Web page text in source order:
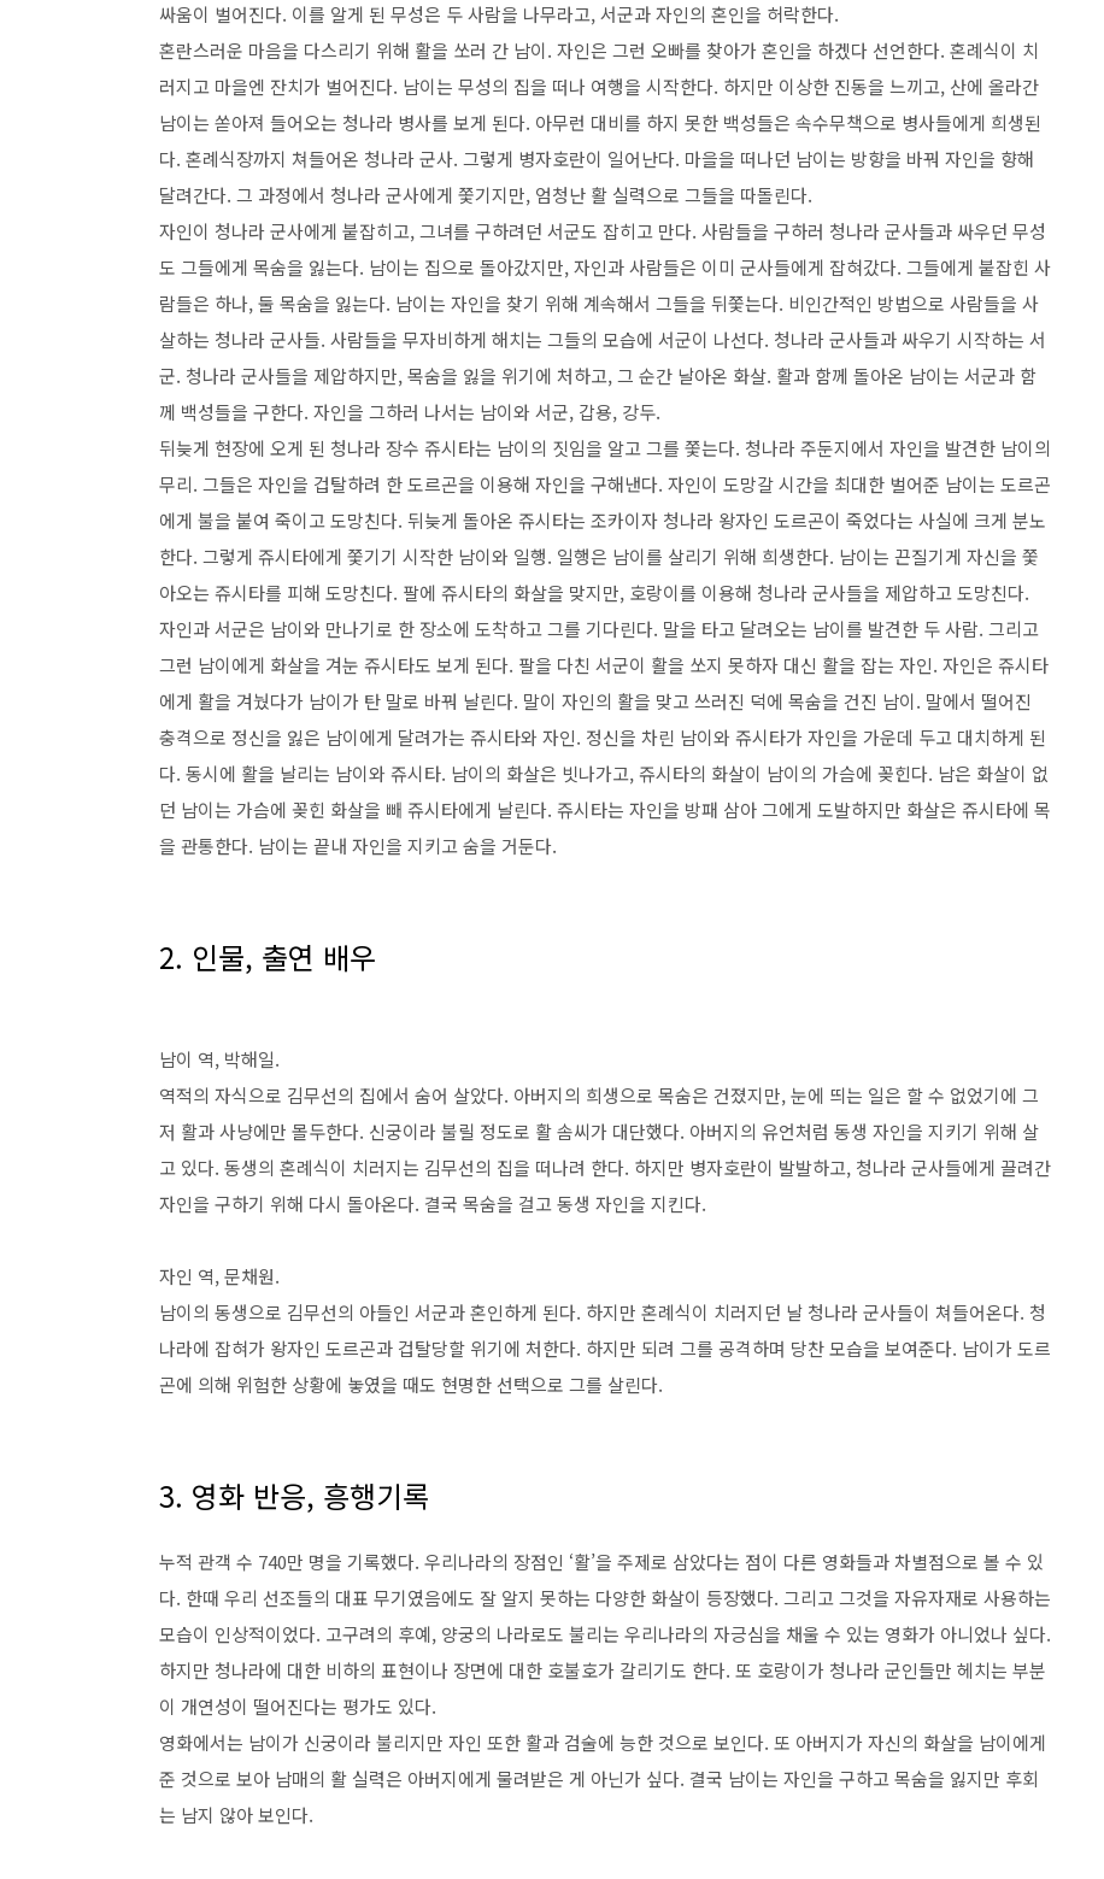
싸움이 벌어진다. 이를 알게 된 무성은 두 사람을 나무라고,서군과 자인의 혼인을 허락한다.
혼란스러운 마음을 다스리기 위해 활을 쏘러 간 남이. 자인은 그런 오빠를 찾아가 혼인을 하겠다 선언한다. 혼례식이 치
러지고 마을엔 잔치가 벌어진다. 남이는 무성의 집을 떠나 여행을 시작한다. 하지만 이상한 진동을 느끼고, 산에 올라간
남이는 쏟아져 들어오는 청나라 병사를 보게 된다. 아무런 대비를 하지 못한 백성들은 속수무책으로 병사들에게 희생된
다. 혼례식장까지 쳐들어온 청나라 군사. 그렇게 병자호란이 일어난다. 마을을 떠나던 남이는 방향을 바꿔 자인을 향해
달려간다. 그 과정에서 청나라 군사에게 쫓기지만, 엄청난 활 실력으로 그들을 따돌린다.
자인이 청나라 군사에게 붙잡히고,그녀를 구하려던 서군도 잡히고 만다. 사람들을 구하러 청나라 군사들과 싸우던 무성
도 그들에게 목숨을 잃는다. 남이는 집으로 돌아갔지만,자인과 사람들은 이미 군사들에게 잡혀갔다. 그들에게 붙잡힌 사
람들은 하나,둘 목숨을 잃는다. 남이는 자인을 찾기 위해 계속해서 그들을 뒤쫓는다. 비인간적인 방법으로 사람들을 사
살하는 청나라 군사들. 사람들을 무자비하게 해치는 그들의 모습에 서군이 나선다. 청나라 군사들과 싸우기 시작하는 서
군. 청나라 군사들을 제압하지만,목숨을 잃을 위기에 처하고,그 순간 날아온 화살. 활과 함께 돌아온 남이는 서군과 함
께 백성들을 구한다. 자인을 그하러 나서는 남이와 서군, 갑용, 강두.
뒤늦게 현장에 오게 된 청나라 장수 쥬시타는 남이의 짓임을 알고 그를 쫓는다. 청나라 주둔지에서 자인을 발견한 남이의
무리. 그들은 자인을 겁탈하려 한 도르곤을 이용해 자인을 구해낸다. 자인이 도망갈 시간을 최대한 벌어준 남이는 도르곤
에게 불을 붙여 죽이고 도망친다. 뒤늦게 돌아온 쥬시타는 조카이자 청나라 왕자인 도르곤이 죽었다는 사실에 크게 분노
한다. 그렇게 쥬시타에게 쫓기기 시작한 남이와 일행. 일행은 남이를 살리기 위해 희생한다. 남이는 끈질기게 자신을 쫓
아오는 쥬시타를 피해 도망친다. 팔에 쥬시타의 화살을 맞지만, 호랑이를 이용해 청나라 군사들을 제압하고 도망친다.
자인과 서군은 남이와 만나기로 한 장소에 도착하고 그를 기다린다. 말을 타고 달려오는 남이를 발견한 두 사람. 그리고
그런 남이에게 화살을 겨눈 쥬시타도 보게 된다. 팔을 다친 서군이 활을 쏘지 못하자 대신 활을 잡는 자인. 자인은 쥬시타
에게 활을 겨눴다가 남이가 탄 말로 바꿔 날린다. 말이 자인의 활을 맞고 쓰러진 덕에 목숨을 건진 남이. 말에서 떨어진
충격으로 정신을 잃은 남이에게 달려가는 쥬시타와 자인. 정신을 차린 남이와 쥬시타가 자인을 가운데 두고 대치하게 된
다. 동시에 활을 날리는 남이와 쥬시타. 남이의 화살은 빗나가고, 쥬시타의 화살이 남이의 가슴에 꽂힌다. 남은 화살이 없
던 남이는 가슴에 꽂힌 화살을 빼 쥬시타에게 날린다. 쥬시타는 자인을 방패 삼아 그에게 도발하지만 화살은 쥬시타에 목
을 관통한다. 남이는 끝내 자인을 지키고 숨을 거둔다.
2. 인물, 출연 배우
남이 역, 박해일.
역적의 자식으로 김무선의 집에서 숨어 살았다. 아버지의 희생으로 목숨은 건졌지만,눈에 띄는 일은 할 수 없었기에 그
저 활과 사냥에만 몰두한다. 신궁이라 불릴 정도로 활 솜씨가 대단했다. 아버지의 유언처럼 동생 자인을 지키기 위해 살
고 있다. 동생의 혼례식이 치러지는 김무선의 집을 떠나려 한다. 하지만 병자호란이 발발하고, 청나라 군사들에게 끌려간
자인을 구하기 위해 다시 돌아온다. 결국 목숨을 걸고 동생 자인을 지킨다.
자인 역,문채원.
남이의 동생으로 김무선의 아들인 서군과 혼인하게 된다. 하지만 혼례식이 치러지던 날 청나라 군사들이 쳐들어온다. 청
나라에 잡혀가 왕자인 도르곤과 겁탈당할 위기에 처한다. 하지만 되려 그를 공격하며 당찬 모습을 보여준다. 남이가 도르
곤에 의해 위험한 상황에 놓였을 때도 현명한 선택으로 그를 살린다.
3. 영화 반응, 흥행기록
누적 관객 수 740만 명을 기록했다. 우리나라의 장점인 ‘활’을 주제로 삼았다는 점이 다른 영화들과 차별점으로 볼 수 있
다. 한때 우리 선조들의 대표 무기였음에도 잘 알지 못하는 다양한 화살이 등장했다. 그리고 그것을 자유자재로 사용하는
모습이 인상적이었다. 고구려의 후예, 양궁의 나라로도 불리는 우리나라의 자긍심을 채울 수 있는 영화가 아니었나 싶다.
하지만 청나라에 대한 비하의 표현이나 장면에 대한 호불호가 갈리기도 한다. 또 호랑이가 청나라 군인들만 헤치는 부분
이 개연성이 떨어진다는 평가도 있다.
영화에서는 남이가 신궁이라 불리지만 자인 또한 활과 검술에 능한 것으로 보인다. 또 아버지가 자신의 화살을 남이에게
준 것으로 보아 남매의 활 실력은 아버지에게 물려받은 게 아닌가 싶다. 결국 남이는 자인을 구하고 목숨을 잃지만 후회
는 남지 않아 보인다.